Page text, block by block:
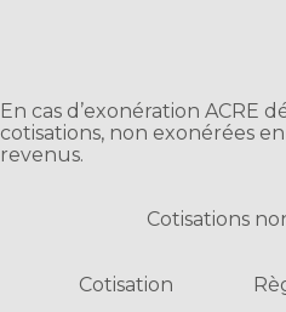
En cas d’exonération ACRE
cotisations, non exonérées
revenus.
Cotisations
Cotisation